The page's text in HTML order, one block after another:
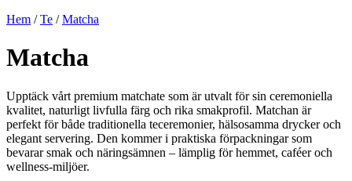
Hem /Te /Matcha
Matcha
Upptäck vårt premium matchate som är utvalt för sin ceremoniella
kvalitet, naturligt livfulla färg och rika smakprofil. Matchan är
perfekt för både traditionella teceremonier, hälsosamma drycker och
elegant servering. Den kommer i praktiska förpackningar som
bevarar smak och näringsämnen – lämplig för hemmet, caféer och
wellness-miljöer.